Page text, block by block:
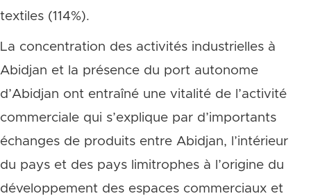
textiles (114%).
La concentration des activités industrielles à
Abidjan et la présence du port autonome
d’Abidjan ont entraîné une vitalité de l’activité
commerciale qui s’explique par d’importants
échanges de produits entre Abidjan, l’intérieur
du pays et des pays limitrophes à l’origine du
développement des espaces commerciaux et